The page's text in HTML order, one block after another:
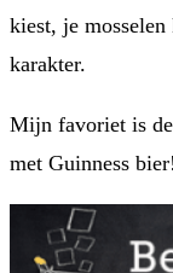
kiest, je
karakter.
Mijn favoriet is de
met Guinness bier!